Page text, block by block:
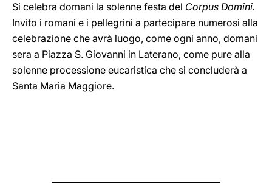
Si celebra domani la solenne festa del Corpus Domini.
Invito i romani e i pellegrini a partecipare numerosi alla
celebrazione che avrà luogo, come ogni anno, domani
sera a Piazza S. Giovanni in Laterano, come pure alla
solenne processione eucaristica che si concluderà a
Santa Maria Maggiore.